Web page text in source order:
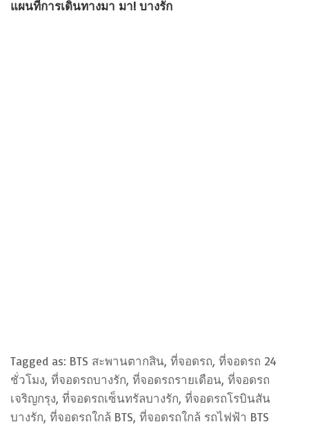
แผนที่การเดินทางมา มา! บางรัก
Tagged as: BTS สะพานตากสิน, ที่จอดรถ, ที่จอดรถ 24
ชั่วโมง, ที่จอดรถบางรัก, ที่จอดรถรายเดือน, ที่จอดรถ
เจริญกรุง, ที่จอดรถเซ็นทรัลบางรัก, ที่จอดรถโรบินสัน
บางรัก, ที่จอดรถใกล้ BTS, ที่จอดรถใกล้ รถไฟฟ้า BTS